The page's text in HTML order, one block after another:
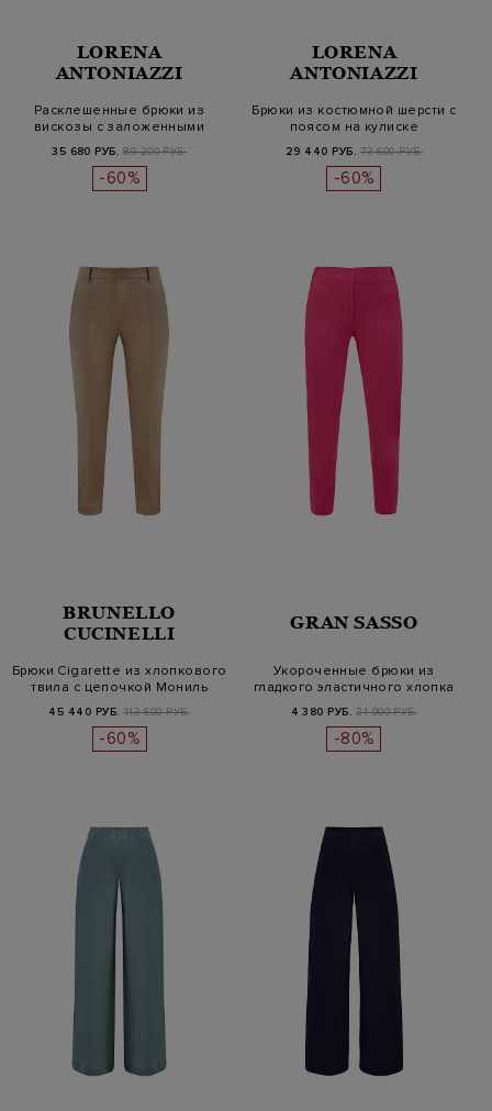
LORENA
ANTONIAZZI
Расклешенные брюки из
вискозы с заложенными
складками
35 680 РУБ. 89 200 РУБ.
-60%
LORENA
ANTONIAZZI
Брюки из костюмной шерсти с
поясом на кулиске
29 440 РУБ. 73 600 РУБ.
-60%
BRUNELLO
CUCINELLI
Брюки Cigarette из хлопкового
твила с цепочкой Мониль
45 440 РУБ. 113 600 РУБ.
-60%
GRAN SASSO
Укороченные брюки из
гладкого эластичного хлопка
4 380 РУБ. 21 900 РУБ.
-80%